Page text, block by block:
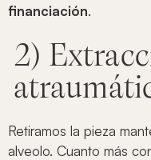
financiación.
2)
Retiramos la pieza
alveolo. Cuanto más